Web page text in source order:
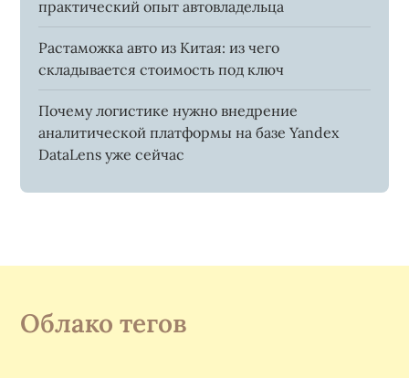
практический опыт автовладельца
Растаможка авто из Китая: из чего
складывается стоимость под ключ
Почему логистике нужно внедрение
аналитической платформы на базе Yandex
DataLens уже сейчас
Облако тегов